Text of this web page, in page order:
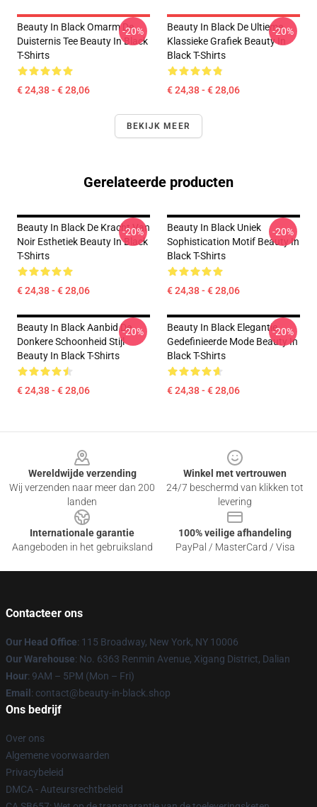
Beauty In Black Omarm De
Duisternis Tee Beauty In Black
T-Shirts
€ 24,38 - € 28,06
-20%
Beauty In Black De Ultieme
Klassieke Grafiek Beauty In
Black T-Shirts
€ 24,38 - € 28,06
-20%
BEKIJK MEER
Gerelateerde producten
Beauty In Black De Kracht Van
Noir Esthetiek Beauty In Black
T-Shirts
€ 24,38 - € 28,06
-20%
Beauty In Black Uniek
Sophistication Motif Beauty In
Black T-Shirts
€ 24,38 - € 28,06
-20%
Beauty In Black Aanbid De
Donkere Schoonheid Stijl
Beauty In Black T-Shirts
€ 24,38 - € 28,06
-20%
Beauty In Black Elegantie
Gedefinieerde Mode Beauty In
Black T-Shirts
€ 24,38 - € 28,06
-20%
Wereldwijde verzending
Wij verzenden naar meer dan 200
landen
Winkel met vertrouwen
24/7 beschermd van klikken tot
levering
Internationale garantie
Aangeboden in het gebruiksland
100% veilige afhandeling
PayPal / MasterCard / Visa
Contacteer ons
Our Head Office: 115 Broadway, New York, NY 10006
Our Warehouse: No. 6363 Renmin Avenue, Xigang District, Dalian
Hour: 9AM – 5PM (Mon – Fri)
Email : contact@beauty-in-black.shop
Ons bedrijf
Over ons
Algemene voorwaarden
Privacybeleid
DMCA - Auteursrechtbeleid